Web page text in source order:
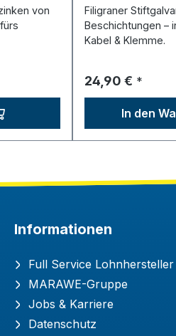
von
Filigraner
Beschichtungen –
Kabel & Klemme.
Regulärer Preis:
24,90 € *
In den
Informationen
Full Service Lohnhersteller
MARAWE-Gruppe
Jobs & Karriere
Datenschutz